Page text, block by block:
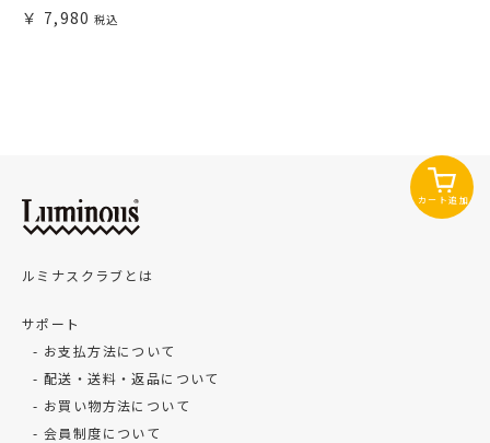
7,980
カート追加
ルミナスクラブとは
サポート
お支払方法について
配送・送料・返品について
お買い物方法について
会員制度について